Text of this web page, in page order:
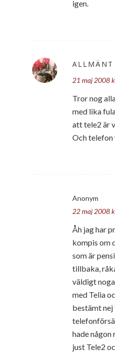
igen.
ALLMÄNT
21 maj 2008
Tror nog
med lika
att tele2 är
Och telefon
Anonym
22 maj 2008
Åh jag har
kompis om
som är
tillbaka,
väldigt
med Telia
bestämt
hade
just Tele2